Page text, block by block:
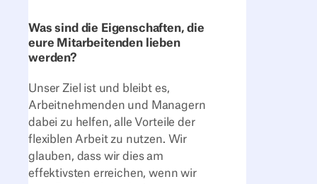
Was sind die Eigenschaften, die
eure Mitarbeitenden lieben
werden?
Unser Ziel ist und bleibt es,
Arbeitnehmenden und Managern
dabei zu helfen, alle Vorteile der
flexiblen Arbeit zu nutzen. Wir
glauben, dass wir dies am
effektivsten erreichen, wenn wir